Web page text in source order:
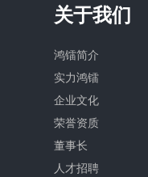
关于我们
鸿镭简介
实力鸿镭
企业文化
荣誉资质
董事长
人才招聘